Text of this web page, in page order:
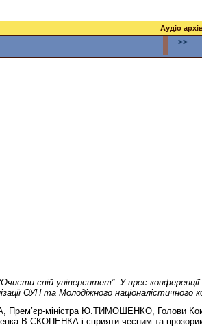
Аудіо
>>
свій університет”. У прес-
ОУН та Молодіжного націоналістичного
Прем’єр-міністра Ю.ТИМОШЕНКО, Голови
В.СКОПЕНКА і сприяти чесним та